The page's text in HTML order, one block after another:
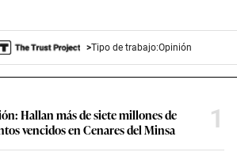
Tipo de trabajo:Opinión
Hallan más de siete millones de
vencidos en Cenares del Minsa
1